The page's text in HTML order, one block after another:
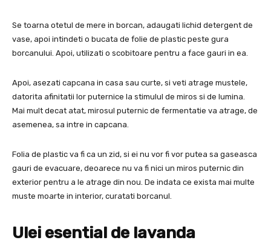
Se toarna otetul de mere in borcan, adaugati lichid detergent de
vase, apoi intindeti o bucata de folie de plastic peste gura
borcanului. Apoi, utilizati o scobitoare pentru a face gauri in ea.
Apoi, asezati capcana in casa sau curte, si veti atrage mustele,
datorita afinitatii lor puternice la stimulul de miros si de lumina.
Mai mult decat atat, mirosul puternic de fermentatie va atrage, de
asemenea, sa intre in capcana.
Folia de plastic va fi ca un zid, si ei nu vor fi vor putea sa gaseasca
gauri de evacuare, deoarece nu va fi nici un miros puternic din
exterior pentru a le atrage din nou. De indata ce exista mai multe
muste moarte in interior, curatati borcanul.
Ulei esential de lavanda